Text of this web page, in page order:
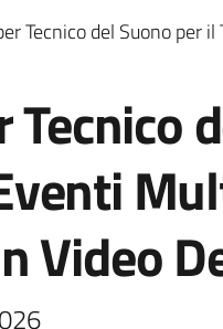
Tecnico del Suono per
Video